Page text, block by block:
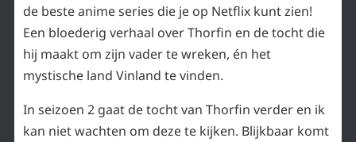
de beste anime series die je op Netflix kunt zien!
Een bloederig verhaal over Thorfin en de tocht die
hij maakt om zijn vader te wreken, én het
mystische land Vinland te vinden.
In seizoen 2 gaat de tocht van Thorfin verder en ik
kan niet wachten om deze te kijken. Blijkbaar komt